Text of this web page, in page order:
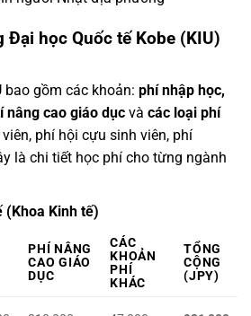
Đại học Quốc tế Kobe (KIU)
bao gồm các khoản: phí nhập học,
nâng cao giáo dục và các loại phí
phí hội cựu sinh viên, phí
là chi tiết học phí cho từng ngành
(Khoa Kinh tế)
PHÍ NÂNG
CAO GIÁO
DỤC
CÁC
KHOẢN
PHÍ
KHÁC
TỔNG
CỘNG
(JPY)